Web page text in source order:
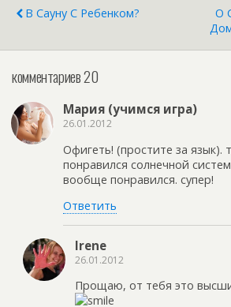
В Сауну С Ребенком?
О
комментариев 20
Мария (учимся игра)
26.01.2012
Офигеть! (простите за язык).
понравился солнечной
вообще понравился. супер!
Ответить
Irene
26.01.2012
Прощаю, от тебя это